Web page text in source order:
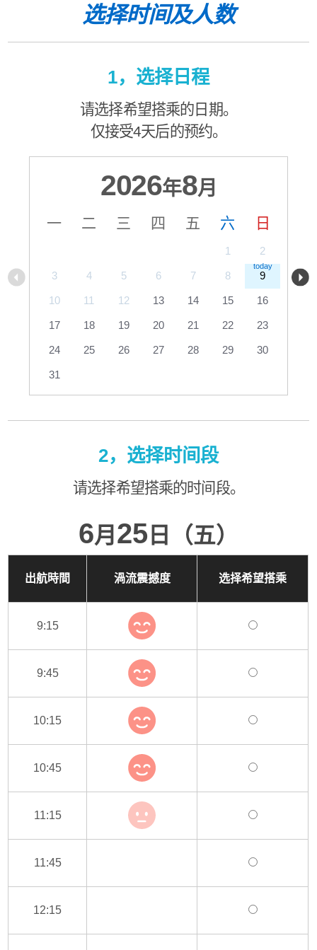
选择时间及人数
1，选择日程
请选择希望搭乘的日期。
仅接受4天后的预约。
2026年8月
一 二 三 四 五 六 日
1 2
3 4 5 6 7 8 9
10 11 12 13 14 15 16
17 18 19 20 21 22 23
24 25 26 27 28 29 30
31
2，选择时间段
请选择希望搭乘的时间段。
6月 25 日（五）
出航時間 渦流震撼度 选择希望搭乘
9:15
9:45
10:15
10:45
11:15
11:45
12:15